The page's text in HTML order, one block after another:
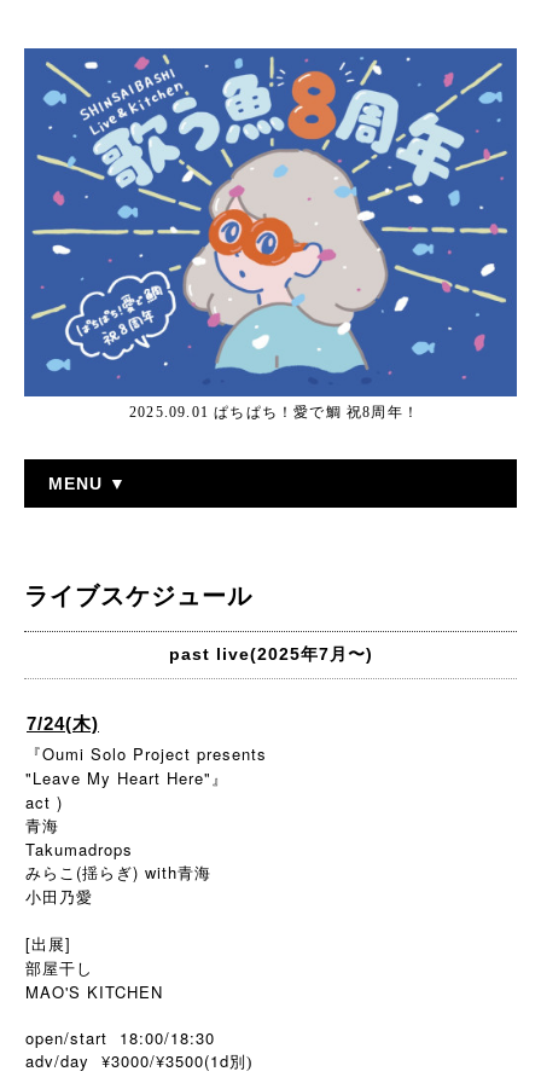
2025.09.01 ぱちぱち！愛で鯛 祝8周年！
MENU ▼
ライブスケジュール
past live(2025年7月〜)
7/24(木)
『Oumi Solo Project presents
"Leave My Heart Here"』
act )
青海
Takumadrops
みらこ(揺らぎ) with青海
小田乃愛
[出展]
部屋干し
MAO'S KITCHEN
open/start 18:00/18:30
adv/day ¥3000/¥3500(1d別)